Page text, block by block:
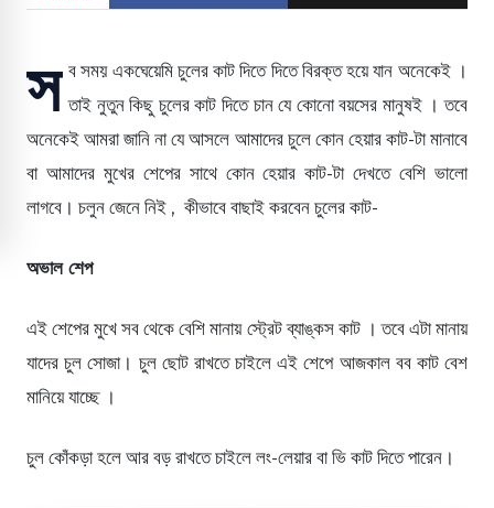
স ব সময় একঘেয়েমি চুলের কাট দিতে দিতে বিরক্ত হয়ে যান অনেকেই ।
তাই নুতুন কিছু চুলের কাট দিতে চান যে কোনো বয়সের মানুষই । তবে
অনেকেই আমরা জানি না যে আসলে আমাদের চুলে কোন হেয়ার কাট-টা মানাবে
বা আমাদের মুখের শেপের সাথে কোন হেয়ার কাট-টা দেখতে বেশি ভালো
লাগবে। চলুন জেনে নিই , কীভাবে বাছাই করবেন চুলের কাট-
অভাল শেপ
এই শেপের মুখে সব থেকে বেশি মানায় স্ট্রেট ব্যাঙ্কস কাট । তবে এটা মানায়
যাদের চুল সোজা। চুল ছোট রাখতে চাইলে এই শেপে আজকাল বব কাট বেশ
মানিয়ে যাচ্ছে ।
চুল কোঁকড়া হলে আর বড় রাখতে চাইলে লং-লেয়ার বা ভি কাট দিতে পারেন।